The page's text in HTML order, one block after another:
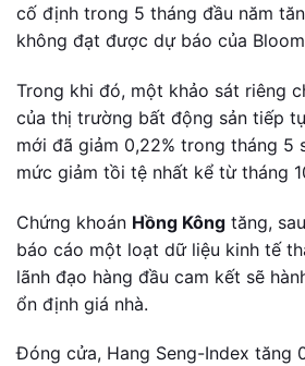
cố định trong 5 tháng đầu năm
không đạt được dự báo của
Trong khi đó, một khảo sát riêng
của thị trường bất động sản tiếp
mới đã giảm 0,22% trong tháng 5
mức giảm tồi tệ nhất kể từ tháng
Chứng khoán Hồng Kông tăng,
báo cáo một loạt dữ liệu kinh tế
lãnh đạo hàng đầu cam kết sẽ
ổn định giá nhà.
Đóng cửa, Hang Seng-Index tăng